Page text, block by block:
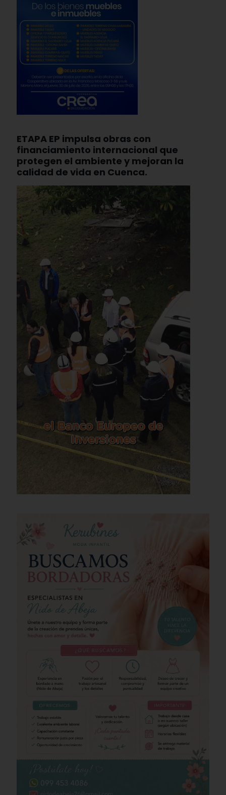
ETAPA EP impulsa obras con
financiamiento internacional que
protegen el ambiente y mejoran la
calidad de vida en Cuenca.